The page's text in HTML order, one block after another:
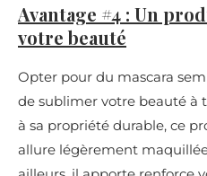
Avantage #4 : Un
votre beauté
Opter pour du mascara
de sublimer votre beauté à
à sa propriété durable, ce
allure légèrement